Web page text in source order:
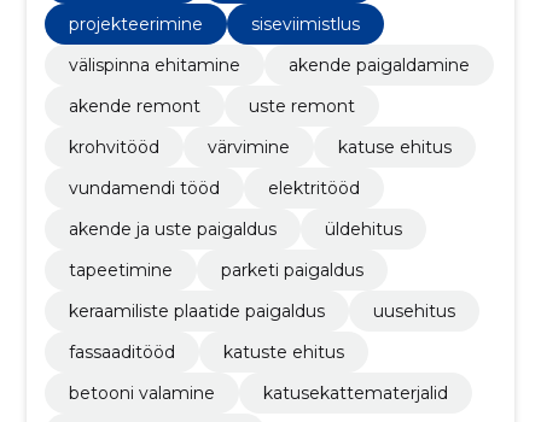
projekteerimine
siseviimistlus
välispinna ehitamine
akende paigaldamine
akende remont
uste remont
krohvitööd
värvimine
katuse ehitus
vundamendi tööd
elektritööd
akende ja uste paigaldus
üldehitus
tapeetimine
parketi paigaldus
keraamiliste plaatide paigaldus
uusehitus
fassaaditööd
katuste ehitus
betooni valamine
katusekattematerjalid